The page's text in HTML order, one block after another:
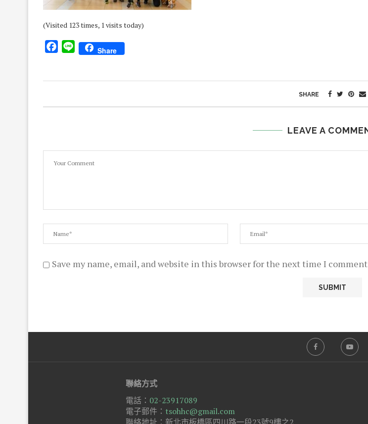
(Visited 123 times, 1 visits today)
Facebook
Line Share
SHARE
LEAVE A
Save my name, email, and website in this browser for the next time I
聯絡方式
電話： 02-23917089
電子郵件： tsohhc@gmail.com